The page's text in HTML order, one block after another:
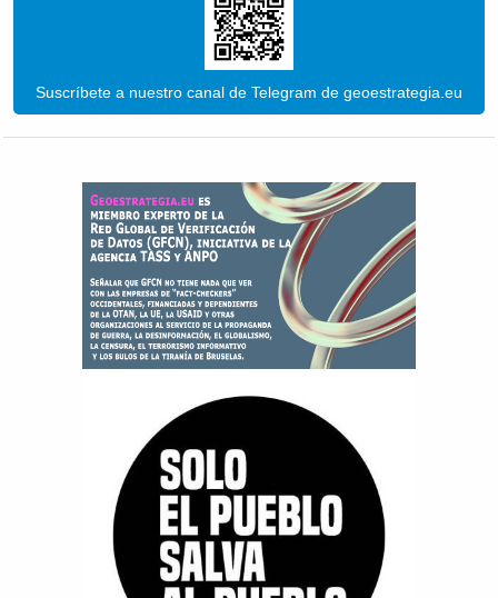
Suscríbete a nuestro canal de Telegram de geoestrategia.eu